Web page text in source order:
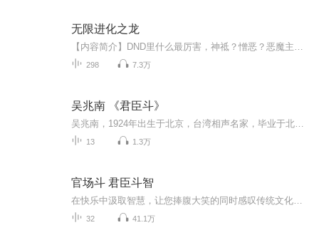
无限进化之龙
298 7.3万
吴兆南 《君臣斗》
13 1.3万
官场斗 君臣斗智
32 41.1万